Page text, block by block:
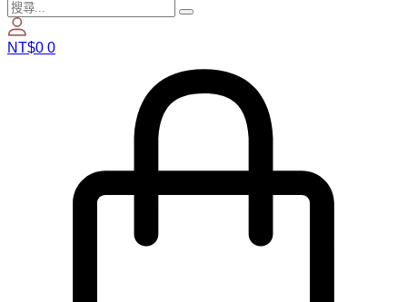
NT$0 0